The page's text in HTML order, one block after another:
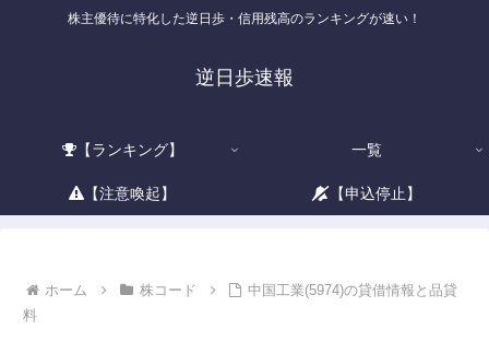
株主優待に特化した逆日歩・信用残高のランキングが速い！
逆日歩速報
【ランキング】 一覧
【注意喚起】 【申込停止】
ホーム 株コード
中国工業(5974)の貸借情報と品貸
料